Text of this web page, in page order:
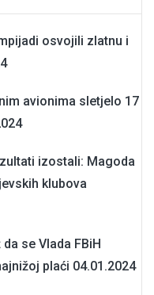
osvojili zlatnu i
avionima sletjelo 17
izostali: Magoda
klubova
se Vlada FBiH
plaći 04.01.2024